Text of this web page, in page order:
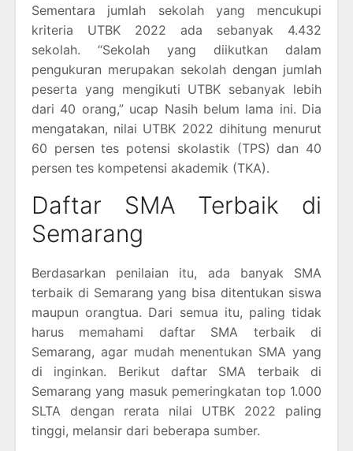
Sementara jumlah sekolah yang mencukupi
kriteria UTBK 2022 ada sebanyak 4.432
sekolah. “Sekolah yang diikutkan dalam
pengukuran merupakan sekolah dengan jumlah
peserta yang mengikuti UTBK sebanyak lebih
dari 40 orang,” ucap Nasih belum lama ini. Dia
mengatakan, nilai UTBK 2022 dihitung menurut
60 persen tes potensi skolastik (TPS) dan 40
persen tes kompetensi akademik (TKA).
Daftar SMA Terbaik di
Semarang
Berdasarkan penilaian itu, ada banyak SMA
terbaik di Semarang yang bisa ditentukan siswa
maupun orangtua. Dari semua itu, paling tidak
harus memahami daftar SMA terbaik di
Semarang, agar mudah menentukan SMA yang
di inginkan. Berikut daftar SMA terbaik di
Semarang yang masuk pemeringkatan top 1.000
SLTA dengan rerata nilai UTBK 2022 paling
tinggi, melansir dari beberapa sumber.